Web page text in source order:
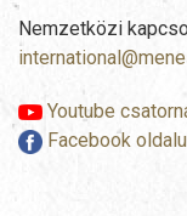
Nemzetközi
Youtube
Facebook